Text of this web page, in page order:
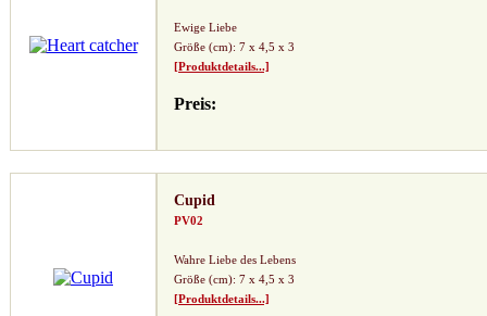
Ewige Liebe
Größe (cm): 7 x 4,5 x 3
[Produktdetails...]
Preis:
Cupid
PV02
Wahre Liebe des Lebens
Größe (cm): 7 x 4,5 x 3
[Produktdetails...]